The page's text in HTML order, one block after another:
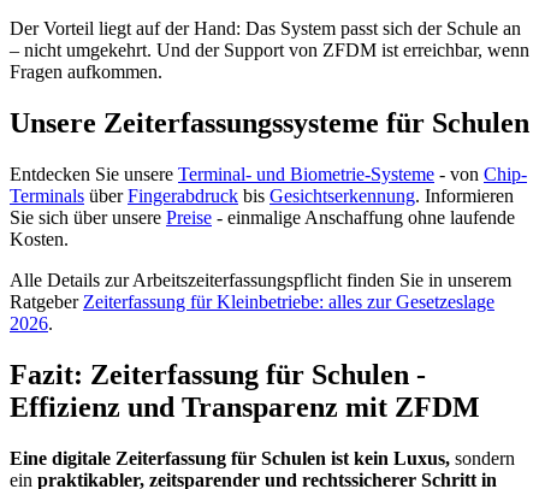
Der Vorteil liegt auf der Hand: Das System passt sich der Schule an
– nicht umgekehrt. Und der Support von ZFDM ist erreichbar, wenn
Fragen aufkommen.
Unsere Zeiterfassungssysteme für Schulen
Entdecken Sie unsere Terminal- und Biometrie-Systeme - von Chip-
Terminals überFingerabdruck bis Gesichtserkennung. Informieren
Sie sich über unsere Preise - einmalige Anschaffung ohne laufende
Kosten.
Alle Details zur Arbeitszeiterfassungspflicht finden Sie in unserem
Ratgeber Zeiterfassung für Kleinbetriebe: alles zur Gesetzeslage
2026.
Fazit: Zeiterfassung für Schulen -
Effizienz und Transparenz mit ZFDM
Eine digitale Zeiterfassung für Schulen ist kein Luxus, sondern
ein praktikabler, zeitsparender und rechtssicherer Schritt in